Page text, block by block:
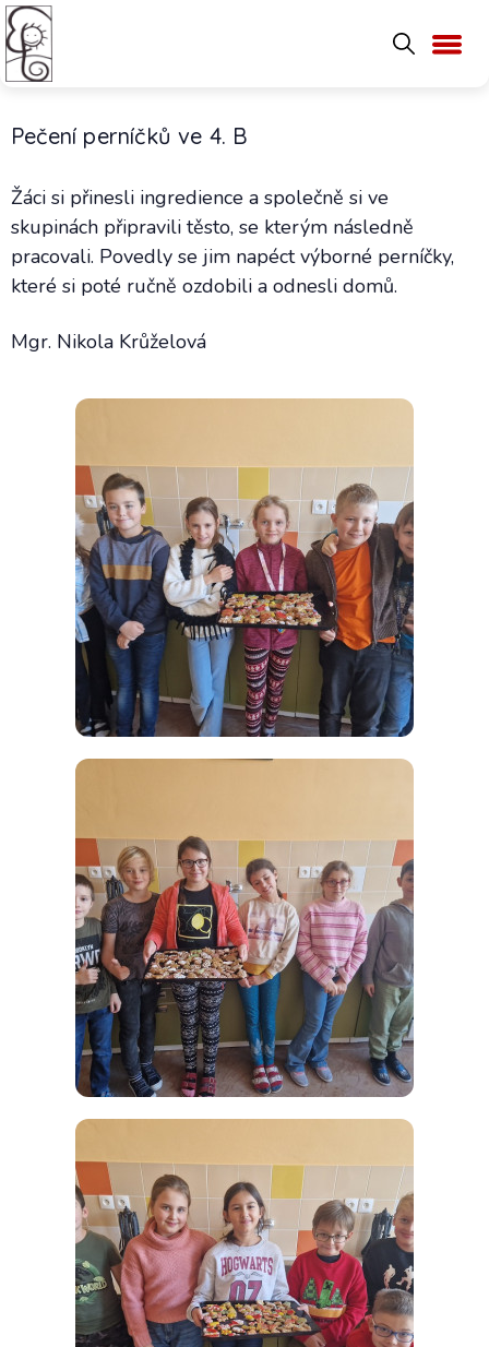
Pečení perníčků ve 4. B
Žáci si přinesli ingredience a společně si ve
skupinách připravili těsto, se kterým následně
pracovali. Povedly se jim napéct výborné perníčky,
které si poté ručně ozdobili a odnesli domů.
Mgr. Nikola Krůželová